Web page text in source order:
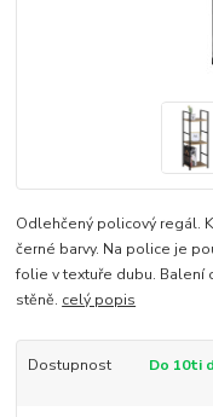
Odlehčený policový regál.
černé barvy. Na police je
folie v textuře dubu. Balení
stěně. celý popis
Dostupnost Do 10ti